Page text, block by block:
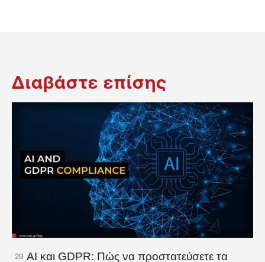
Διαβάστε επίσης
29 AI και GDPR: Πώς να προστατεύσετε τα